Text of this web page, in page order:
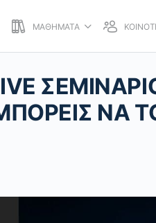
ΜΑΘΗΜΑΤΑ
ΝΑ